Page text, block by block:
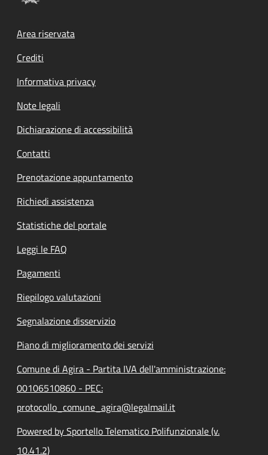
Footer menu
Area riservata
Crediti
Informativa privacy
Note legali
Dichiarazione di accessibilità
Contatti
Prenotazione appuntamento
Richiedi assistenza
Statistiche del portale
Leggi le FAQ
Pagamenti
Riepilogo valutazioni
Segnalazione disservizio
Piano di miglioramento dei servizi
Comune di Agira - Partita IVA dell'amministrazione:
00106510860 - PEC:
protocollo_comune_agira@legalmail.it
Powered by Sportello Telematico Polifunzionale (v.
10.41.2)